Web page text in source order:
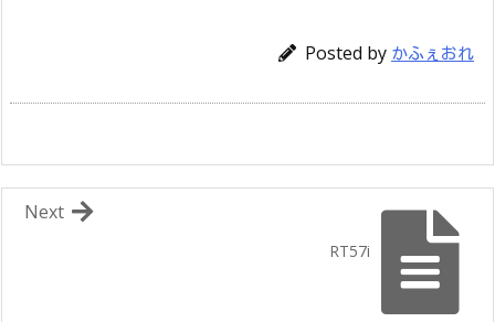
Posted by かふぇおれ
RT57i
Next